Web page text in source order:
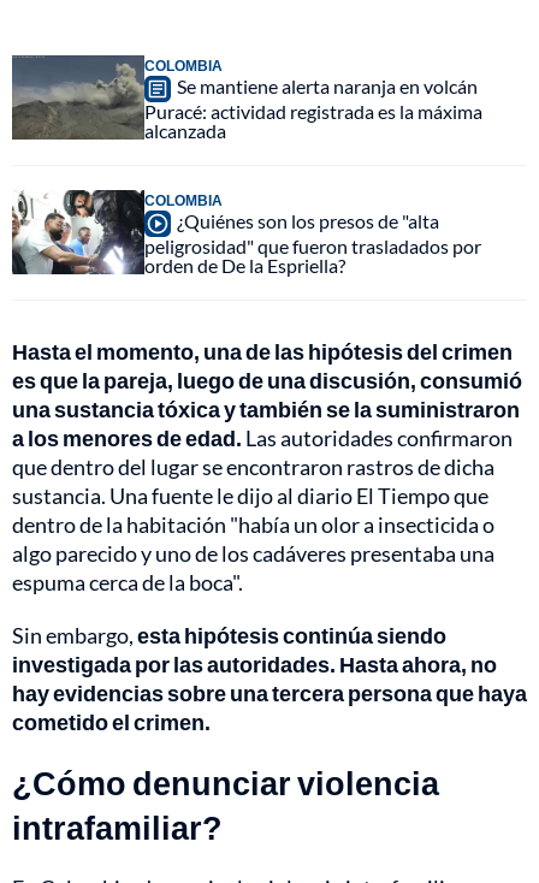
COLOMBIA
Se mantiene alerta naranja en volcán
Puracé: actividad registrada es la máxima
alcanzada
COLOMBIA
¿Quiénes son los presos de "alta
peligrosidad" que fueron trasladados por
orden de De la Espriella?
Hasta el momento, una de las hipótesis del crimen
es que la pareja, luego de una discusión, consumió
una sustancia tóxica y también se la suministraron
a los menores de edad. Las autoridades confirmaron
que dentro del lugar se encontraron rastros de dicha
sustancia. Una fuente le dijo al diario El Tiempo que
dentro de la habitación "había un olor a insecticida o
algo parecido y uno de los cadáveres presentaba una
espuma cerca de la boca".
Sin embargo,esta hipótesis continúa siendo
investigada por las autoridades. Hasta ahora, no
hay evidencias sobre una tercera persona que haya
cometido el crimen.
¿Cómo denunciar violencia
intrafamiliar?